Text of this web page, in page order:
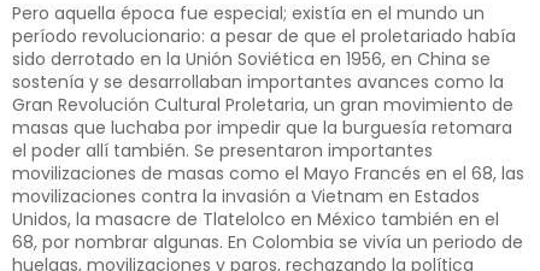
Pero aquella época fue especial; existía en el mundo un
período revolucionario: a pesar de que el proletariado había
sido derrotado en la Unión Soviética en 1956, en China se
sostenía y se desarrollaban importantes avances como la
Gran Revolución Cultural Proletaria, un gran movimiento de
masas que luchaba por impedir que la burguesía retomara
el poder allí también. Se presentaron importantes
movilizaciones de masas como el Mayo Francés en el 68, las
movilizaciones contra la invasión a Vietnam en Estados
Unidos, la masacre de Tlatelolco en México también en el
68, por nombrar algunas. En Colombia se vivía un periodo de
huelgas, movilizaciones y paros, rechazando la política